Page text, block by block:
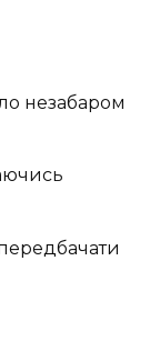
незабаром